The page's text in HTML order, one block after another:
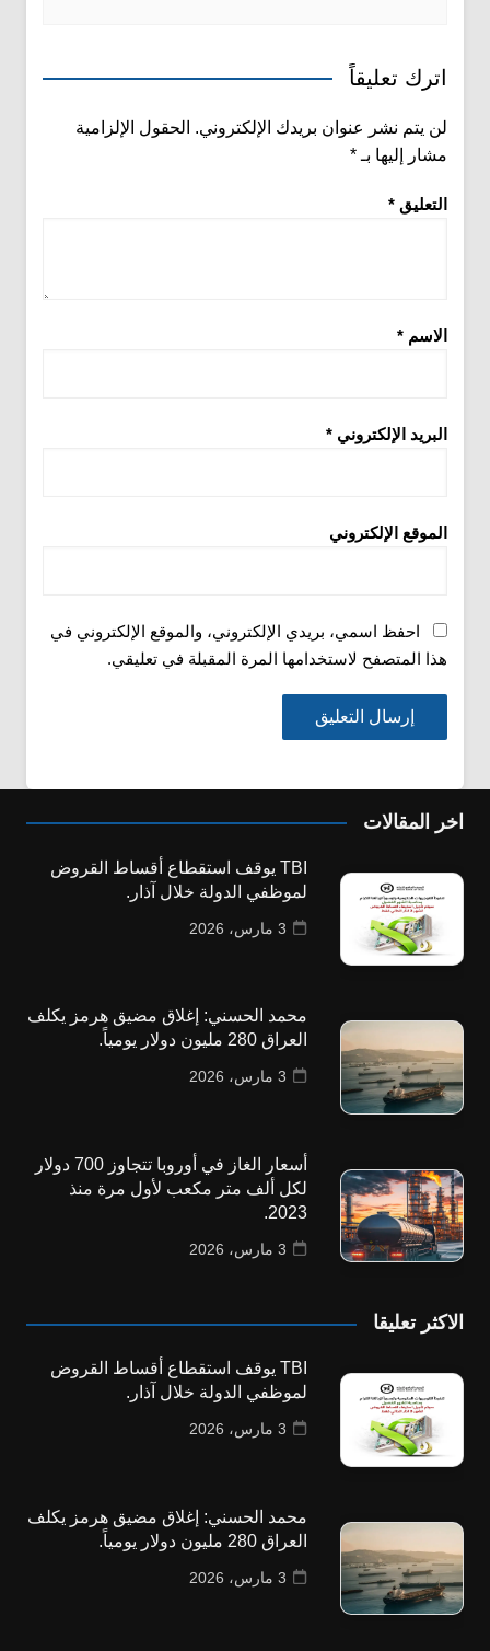
اترك تعليقاً
لن يتم نشر عنوان بريدك الإلكتروني. الحقول الإلزامية
مشار إليها بـ *
التعليق *
الاسم *
البريد الإلكتروني *
الموقع الإلكتروني
احفظ اسمي، بريدي الإلكتروني، والموقع الإلكتروني في
هذا المتصفح لاستخدامها المرة المقبلة في تعليقي.
اخر المقالات
TBI يوقف استقطاع أقساط القروض
لموظفي الدولة خلال آذار.
3 مارس، 2026
محمد الحسني: إغلاق مضيق هرمز يكلف
العراق 280 مليون دولار يومياً.
3 مارس، 2026
أسعار الغاز في أوروبا تتجاوز 700 دولار
لكل ألف متر مكعب لأول مرة منذ
2023.
3 مارس، 2026
الاكثر تعليقا
TBI يوقف استقطاع أقساط القروض
لموظفي الدولة خلال آذار.
3 مارس، 2026
محمد الحسني: إغلاق مضيق هرمز يكلف
العراق 280 مليون دولار يومياً.
3 مارس، 2026